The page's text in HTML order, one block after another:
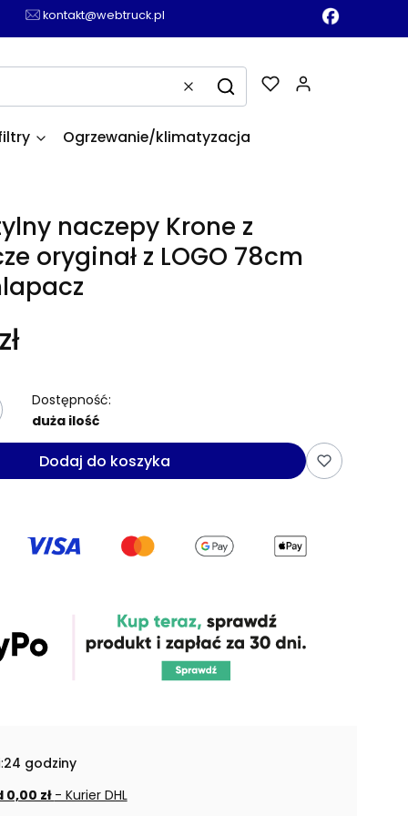
kontakt@webtruck.pl
WyczyśćSzukaj
Ogrzewanie/klimatyzacja
naczepy Krone z
oryginał z LOGO 78cm
Dostępność:
duża ilość
Dodaj do koszyka
24 godziny
0,00 zł- Kurier DHL